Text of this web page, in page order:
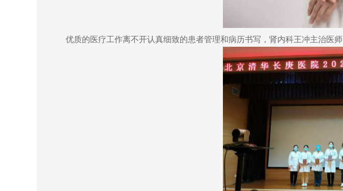
优质的医疗工作离不开认真细致的患者管理和病历书写，肾内科王冲主治医